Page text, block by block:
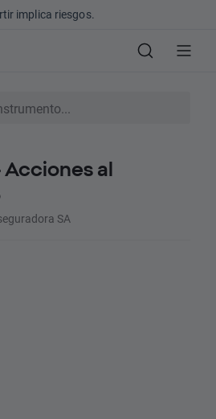
implica riesgos.
Acciones al
SA